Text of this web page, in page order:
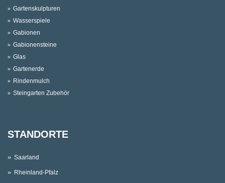
Gartenskulpturen
Wasserspiele
Gabionen
Gabionensteine
Glas
Gartenerde
Rindenmulch
Steingarten Zubehör
STANDORTE
Saarland
Rheinland-Pfalz